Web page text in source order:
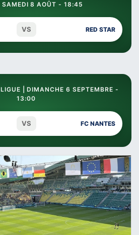
SAMEDI 8 AOÛT - 18:45
VS RED STAR
| DIMANCHE 6 SEPTEMBRE -
13:00
VS FC NANTES